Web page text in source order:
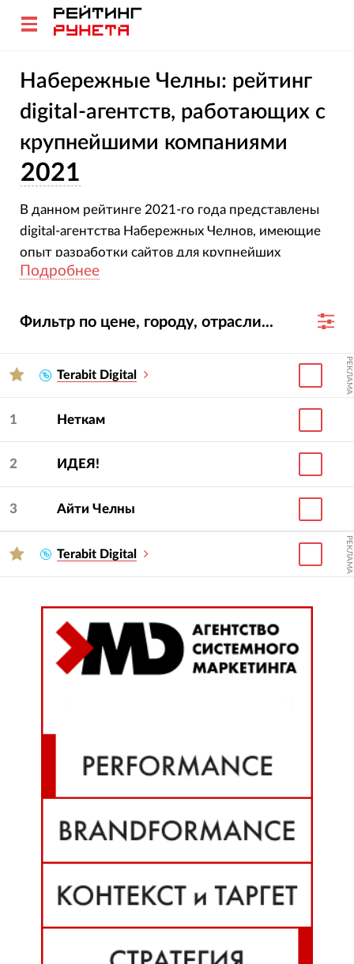
Набережные Челны: рейтинг
digital-агентств, работающих с
крупнейшими компаниями
2021
В данном рейтинге 2021-го года представлены
digital-агентства Набережных Челнов, имеющие
опыт разработки сайтов для крупнейших
компаний России и мира.
Подробнее
Фильтр по цене, городу, отрасли...
Terabit Digital РЕКЛАМА
1 Неткам
2 ИДЕЯ!
3 Айти Челны
Terabit Digital РЕКЛАМА